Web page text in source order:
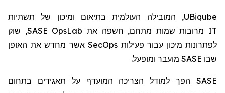
UBiqube, המובילה העולמית בתיאום ומיכון של תשתיות
IT מרובות שמות מתחם, חשפה את SASE OpsLab, שוק
לפתרונות מיכון עבור פעילות SecOps אשר מחדש את האופן
שבו SASE מועבר ומופעל.
SASE הפך למודל הצריכה המועדף על תאגידים בתחום